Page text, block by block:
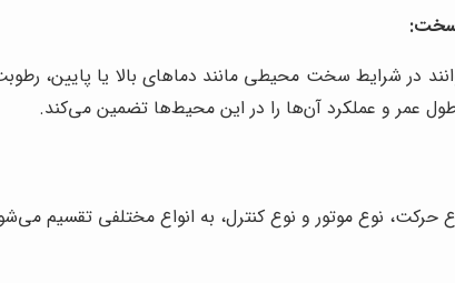
سخت:
در شرایط سخت محیطی مانند دماهای بالا یا پایین،
عمر و عملکرد آن‌ها را در این محیط‌ها تضمین می‌کند.
حرکت، نوع موتور و نوع کنترل، به انواع مختلفی تقسیم